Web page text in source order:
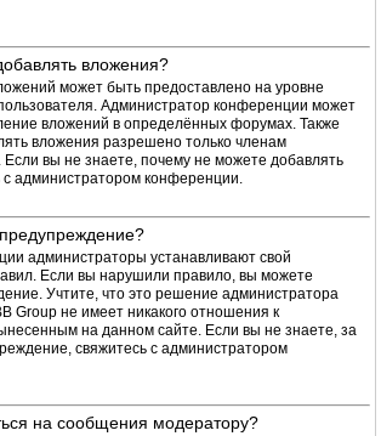
вложения?
может быть предоставлено на уровне
Администратор конференции может
вложений в определённых форумах. Также
вложения разрешено только членам
вы не знаете, почему не можете добавлять
с администратором конференции.
администраторы устанавливают свой
Если вы нарушили правило, вы можете
Учтите, что это решение администратора
Group не имеет никакого отношения к
на данном сайте. Если вы не знаете, за
свяжитесь с администратором
на сообщения модератору?